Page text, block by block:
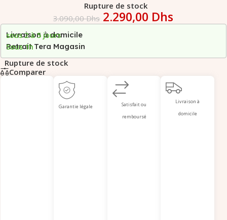
Rupture de stock
3.090,00Dhs 2.290,00 Dhs
Livraison à domicile
sous 2 à 5 jours
Retrait Tera Magasin
Sous 1h
Rupture de stock
Comparer
Garantie légale
Satisfait ou
remboursé
Livraison à
domicile